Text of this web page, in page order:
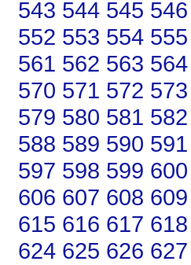
543 544 545 546
552 553 554 555
561 562 563 564
570 571 572 573
579 580 581 582
588 589 590 591
597 598 599 600
606 607 608 609
615 616 617 618
624 625 626 627